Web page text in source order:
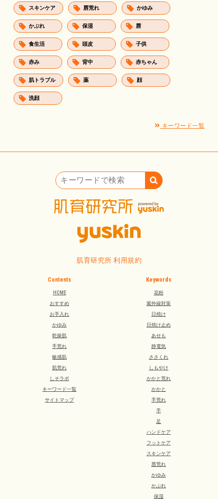
スキンケア 唇荒れ かゆみ
かぶれ 保湿 唇
食生活 頭皮 子供
赤み 背中 赤ちゃん
肌トラブル 薬 顔
洗顔
キーワード一覧
肌育研究所 利用規約
Contents
HOME
おすすめ
お手入れ
かゆみ
乾燥肌
手荒れ
敏感肌
肌荒れ
しそラボ
キーワード一覧
サイトマップ
Keywords
花粉
紫外線対策
日焼け
日焼け止め
あせも
静電気
ささくれ
しもやけ
かかと荒れ
かかと
手荒れ
手
足
ハンドケア
フットケア
スキンケア
唇荒れ
かゆみ
かぶれ
保湿
キーワードで検索